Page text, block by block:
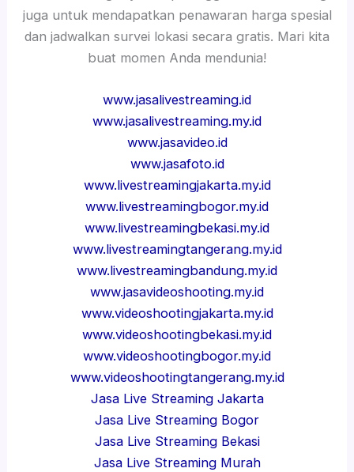
juga untuk mendapatkan penawaran harga spesial
dan jadwalkan survei lokasi secara gratis. Mari kita
buat momen Anda mendunia!
www.jasalivestreaming.id
www.jasalivestreaming.my.id
www.jasavideo.id
www.jasafoto.id
www.livestreamingjakarta.my.id
www.livestreamingbogor.my.id
www.livestreamingbekasi.my.id
www.livestreamingtangerang.my.id
www.livestreamingbandung.my.id
www.jasavideoshooting.my.id
www.videoshootingjakarta.my.id
www.videoshootingbekasi.my.id
www.videoshootingbogor.my.id
www.videoshootingtangerang.my.id
Jasa Live Streaming Jakarta
Jasa Live Streaming Bogor
Jasa Live Streaming Bekasi
Jasa Live Streaming Murah